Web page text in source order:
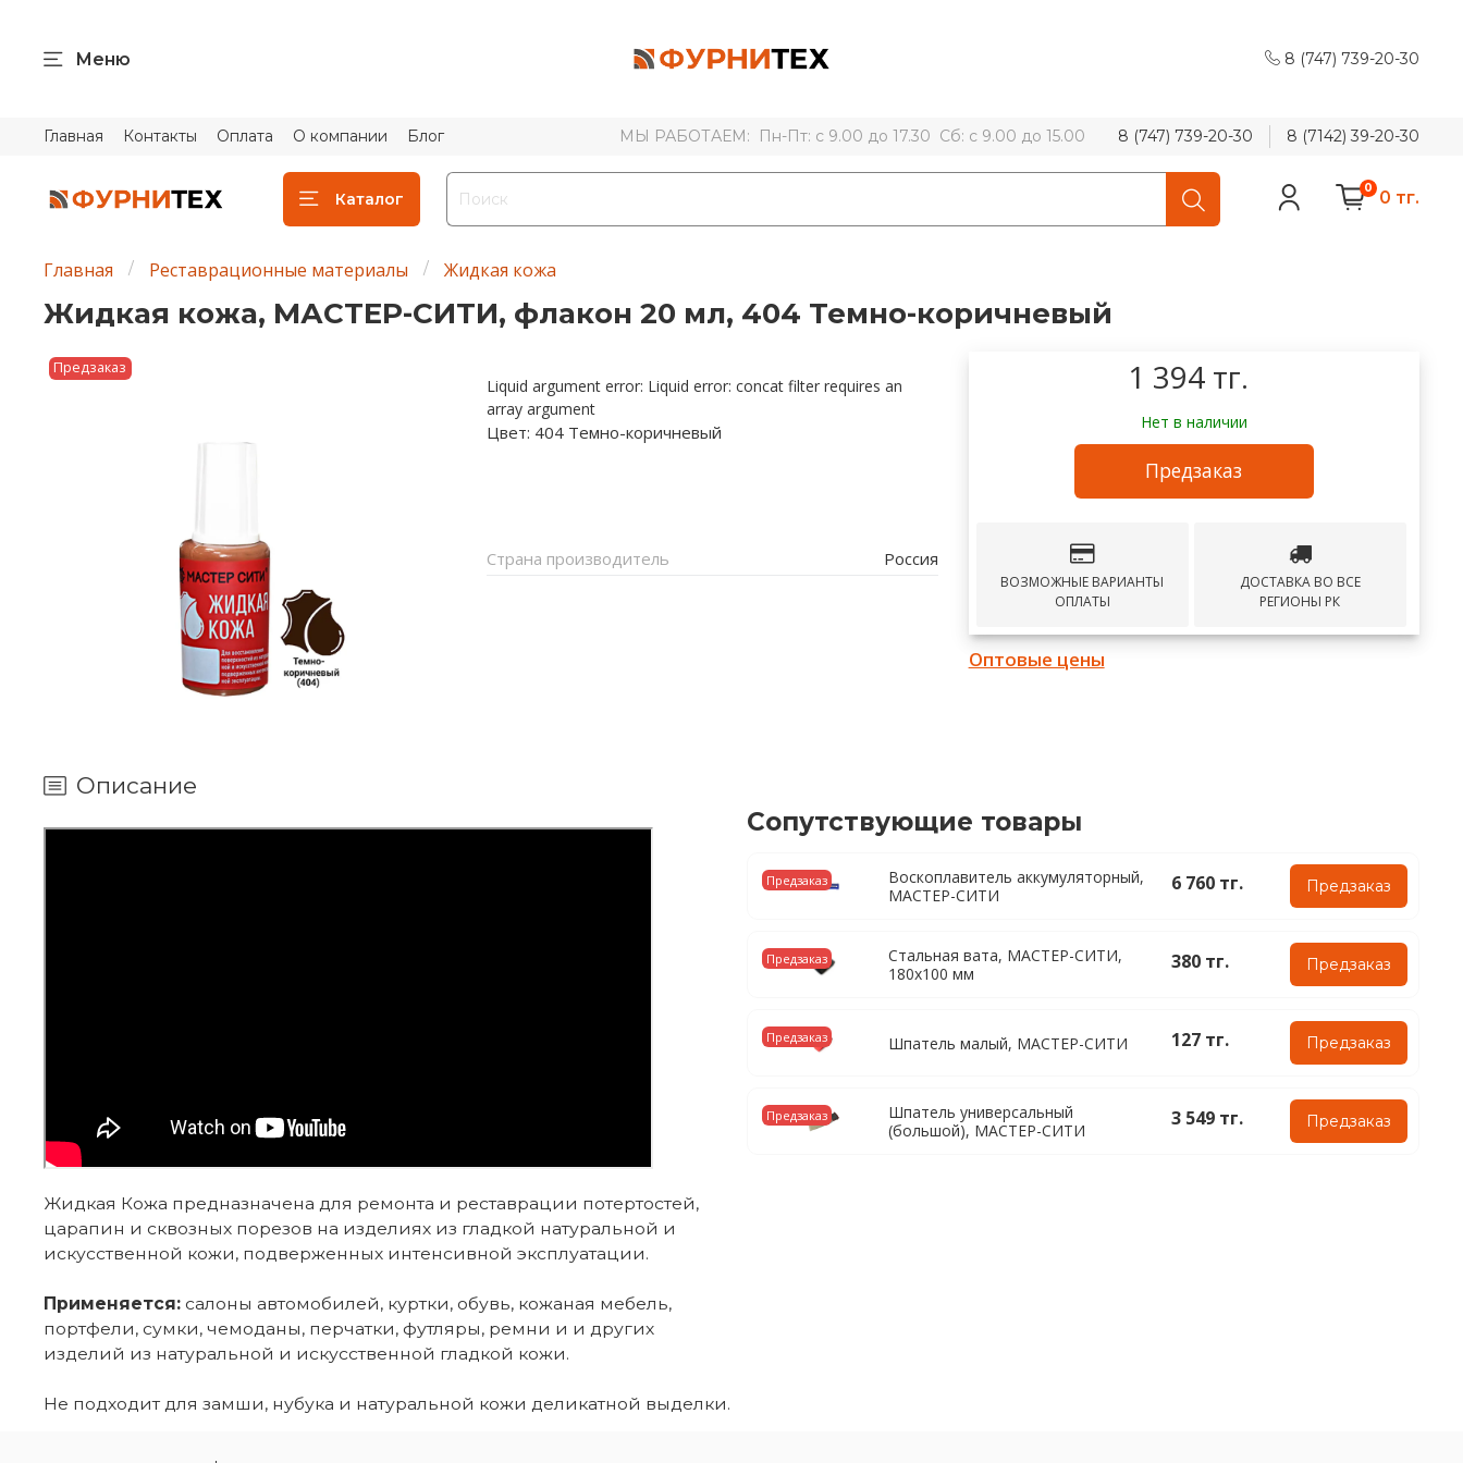
Меню 8 (747) 739-20-30
Главная Контакты Оплата О компании Блог МЫ РАБОТАЕМ: Пн-Пт: с 9.00 до 17.30 Сб: с 9.00 до 15.00 8 (747) 739-20-30 8 (7142) 39-20-30
Каталог
0 0 тг.
Главная Реставрационные материалы Жидкая кожа
Жидкая кожа, МАСТЕР-СИТИ, флакон 20 мл, 404 Темно-коричневый
Предзаказ
Liquid argument error: Liquid error: concat filter requires an
array argument
Цвет: 404 Темно-коричневый
Страна производитель Россия
1 394 тг.
Нет в наличии
Предзаказ
ВОЗМОЖНЫЕ ВАРИАНТЫ
ОПЛАТЫ
ДОСТАВКА ВО ВСЕ
РЕГИОНЫ РК
Оптовые цены
Описание
Жидкая Кожа предназначена для ремонта и реставрации потертостей,
царапин и сквозных порезов на изделиях из гладкой натуральной и
искусственной кожи, подверженных интенсивной эксплуатации.
Применяется: салоны автомобилей, куртки, обувь, кожаная мебель,
портфели, сумки, чемоданы, перчатки, футляры, ремни и и других
изделий из натуральной и искусственной гладкой кожи.
Не подходит для замши, нубука и натуральной кожи деликатной выделки.
Сопутствующие товары
Предзаказ
Воскоплавитель аккумуляторный,
МАСТЕР-СИТИ
6 760 тг. Предзаказ
Предзаказ
Стальная вата, МАСТЕР-СИТИ,
180х100 мм
380 тг. Предзаказ
Предзаказ Шпатель малый, МАСТЕР-СИТИ 127 тг. Предзаказ
Предзаказ
Шпатель универсальный
(большой), МАСТЕР-СИТИ
3 549 тг. Предзаказ